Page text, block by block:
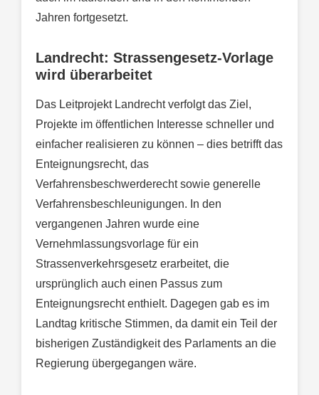
Jahren fortgesetzt.
Landrecht: Strassengesetz-Vorlage
wird überarbeitet
Das Leitprojekt Landrecht verfolgt das Ziel,
Projekte im öffentlichen Interesse schneller und
einfacher realisieren zu können – dies betrifft das
Enteignungsrecht, das
Verfahrensbeschwerderecht sowie generelle
Verfahrensbeschleunigungen. In den
vergangenen Jahren wurde eine
Vernehmlassungsvorlage für ein
Strassenverkehrsgesetz erarbeitet, die
ursprünglich auch einen Passus zum
Enteignungsrecht enthielt. Dagegen gab es im
Landtag kritische Stimmen, da damit ein Teil der
bisherigen Zuständigkeit des Parlaments an die
Regierung übergegangen wäre.